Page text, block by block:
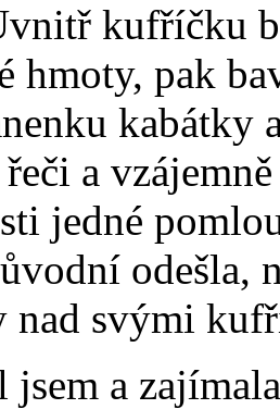
kufříčku
hmoty, pak
kabátky
a
jedné
odešla,
svými
jsem a